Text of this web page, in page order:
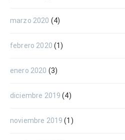
marzo 2020 (4)
febrero 2020 (1)
enero 2020 (3)
diciembre 2019 (4)
noviembre 2019 (1)